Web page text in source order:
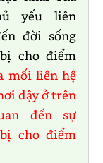
yếu liên
đời sống
cho điểm
mối liên hệ
dậy ở trên
đến sự
cho điểm